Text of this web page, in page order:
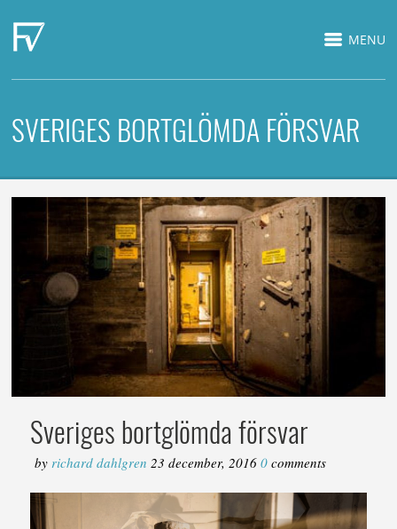
MENU
SVERIGES BORTGLÖMDA FÖRSVAR
Sveriges bortglömda försvar
byrichard dahlgren23 december, 2016 0comments